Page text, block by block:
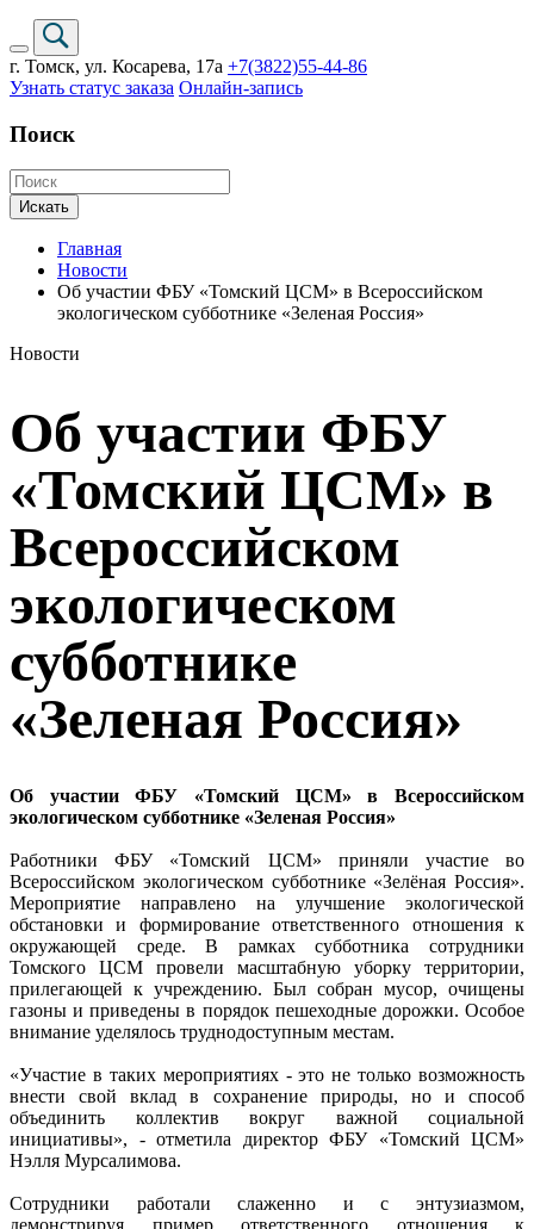
г. Томск, ул. Косарева, 17а +7(3822)55-44-86
Узнать статус заказа Онлайн-запись
Поиск
Искать
Главная
Новости
Об участии ФБУ «Томский ЦСМ» в Всероссийском
экологическом субботнике «Зеленая Россия»
Новости
Об участии ФБУ
«Томский ЦСМ» в
Всероссийском
экологическом
субботнике
«Зеленая Россия»
Об участии ФБУ «Томский ЦСМ» в Всероссийском
экологическом субботнике «Зеленая Россия»
Работники ФБУ «Томский ЦСМ» приняли участие во
Всероссийском экологическом субботнике «Зелёная Россия».
Мероприятие направлено на улучшение экологической
обстановки и формирование ответственного отношения к
окружающей среде. В рамках субботника сотрудники
Томского ЦСМ провели масштабную уборку территории,
прилегающей к учреждению. Был собран мусор, очищены
газоны и приведены в порядок пешеходные дорожки. Особое
внимание уделялось труднодоступным местам.
«Участие в таких мероприятиях - это не только возможность
внести свой вклад в сохранение природы, но и способ
объединить коллектив вокруг важной социальной
инициативы», - отметила директор ФБУ «Томский ЦСМ»
Нэлля Мурсалимова.
Сотрудники работали слаженно и с энтузиазмом,
демонстрируя пример ответственного отношения к